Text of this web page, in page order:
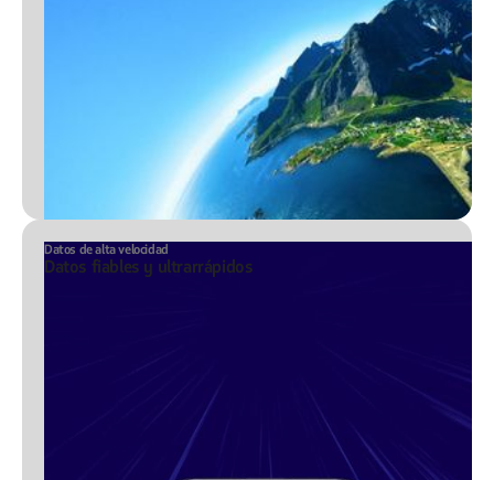
Datos de alta velocidad
Datos fiables y ultrarrápidos